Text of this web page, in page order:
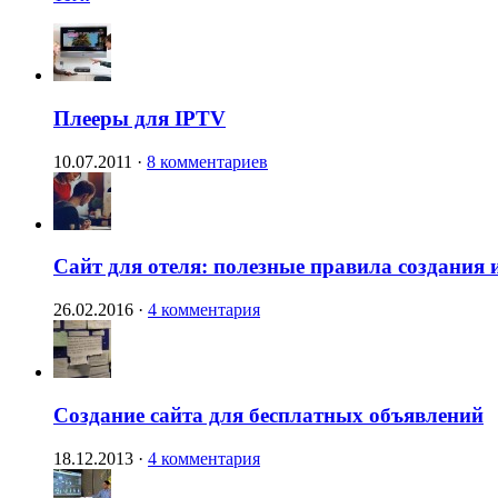
Плееры для IPTV
10.07.2011 · 8 комментариев
Сайт для отеля: полезные правила создания
26.02.2016 · 4 комментария
Создание сайта для бесплатных объявлений
18.12.2013 · 4 комментария